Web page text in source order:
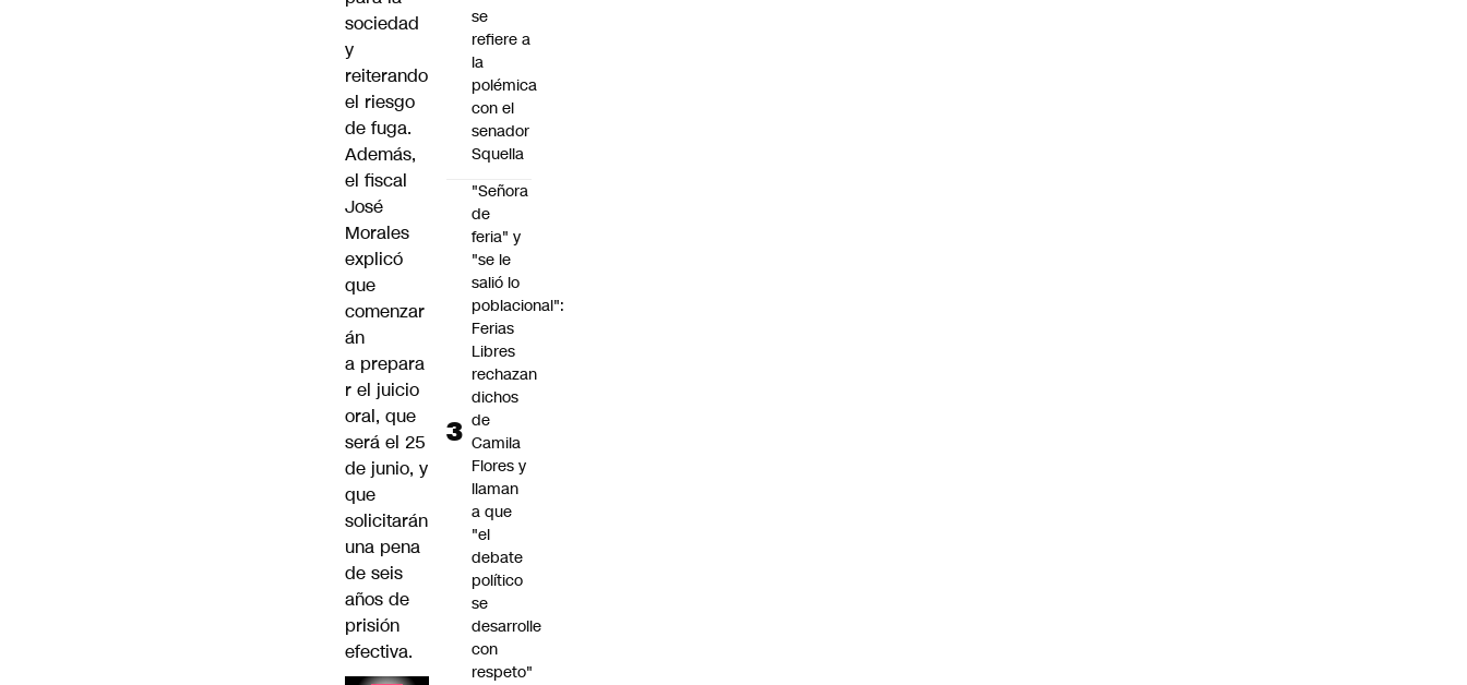
sociedad
y
reiterando
el riesgo
de fuga.
Además,
el fiscal
José
Morales
explicó
que
comenzar
án
a prepara
r el juicio
oral, que
será el 25
de junio, y
que
solicitarán
una pena
de seis
años de
prisión
efectiva.
se
refiere a
la
polémica
con el
senador
Squella
"Señora
de
feria" y
"se le
salió lo
poblacional":
Ferias
Libres
rechazan
dichos
de
Camila
Flores y
llaman
a que
"el
debate
político
se
desarrolle
con
respeto"